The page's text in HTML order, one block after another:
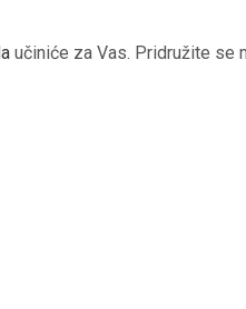
učiniće za Vas. Pridružite se